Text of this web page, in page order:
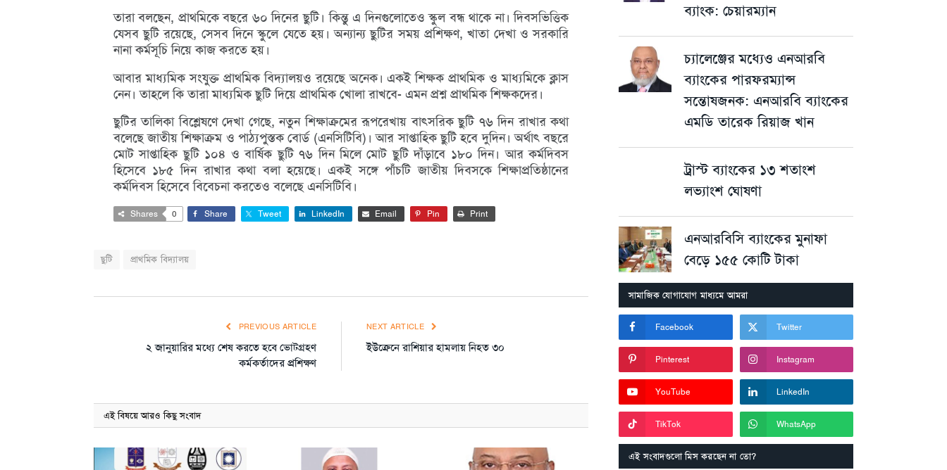
তারা বলছেন, প্রাথমিকে বছরে ৬০ দিনের ছুটি। কিন্তু এ দিনগুলোতেও স্কুল বন্ধ থাকে না। দিবসভিত্তিক
যেসব ছুটি রয়েছে, সেসব দিনে স্কুলে যেতে হয়। অন্যান্য ছুটির সময় প্রশিক্ষণ, খাতা দেখা ও সরকারি
নানা কর্মসূচি নিয়ে কাজ করতে হয়।
আবার মাধ্যমিক সংযুক্ত প্রাথমিক বিদ্যালয়ও রয়েছে অনেক। একই শিক্ষক প্রাথমিক ও মাধ্যমিকে ক্লাস
নেন। তাহলে কি তারা মাধ্যমিক ছুটি দিয়ে প্রাথমিক খোলা রাখবে- এমন প্রশ্ন প্রাথমিক শিক্ষকদের।
ছুটির তালিকা বিশ্লেষণে দেখা গেছে, নতুন শিক্ষাক্রমের রূপরেখায় বাৎসরিক ছুটি ৭৬ দিন রাখার কথা
বলেছে জাতীয় শিক্ষাক্রম ও পাঠ্যপুস্তক বোর্ড (এনসিটিবি)। আর সাপ্তাহিক ছুটি হবে দুদিন। অর্থাৎ বছরে
মোট সাপ্তাহিক ছুটি ১০৪ ও বার্ষিক ছুটি ৭৬ দিন মিলে মোট ছুটি দাঁড়াবে ১৮০ দিন। আর কর্মদিবস
হিসেবে ১৮৫ দিন রাখার কথা বলা হয়েছে। একই সঙ্গে পাঁচটি জাতীয় দিবসকে শিক্ষাপ্রতিষ্ঠানের
কর্মদিবস হিসেবে বিবেচনা করতেও বলেছে এনসিটিবি।
Shares 0 Share Tweet LinkedIn Email Pin Print
ছুটি প্রাথমিক বিদ্যালয়
PREVIOUS ARTICLE
২ জানুয়ারির মধ্যে শেষ করতে হবে ভোটগ্রহণ
কর্মকর্তাদের প্রশিক্ষণ
NEXT ARTICLE
ইউক্রেনে রাশিয়ার হামলায় নিহত ৩০
এই বিষয়ে আরও কিছু সংবাদ
ব্যাংক: চেয়ারম্যান
চ্যালেঞ্জের মধ্যেও এনআরবি
ব্যাংকের পারফরম্যান্স
সন্তোষজনক: এনআরবি ব্যাংকের
এমডি তারেক রিয়াজ খান
ট্রাস্ট ব্যাংকের ১৩ শতাংশ
লভ্যাংশ ঘোষণা
এনআরবিসি ব্যাংকের মুনাফা
বেড়ে ১৫৫ কোটি টাকা
সামাজিক যোগাযোগ মাধ্যমে আমরা
Facebook Twitter
Pinterest Instagram
YouTube LinkedIn
TikTok WhatsApp
এই সংবাদগুলো মিস করছেন না তো?